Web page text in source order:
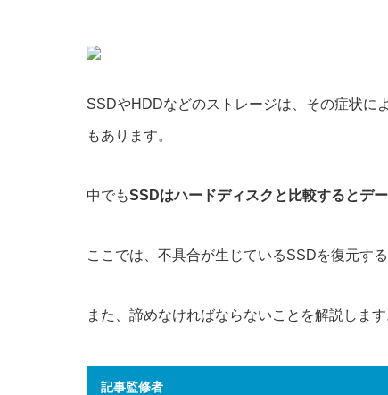
SSDやHDDなどのストレージは、その症状に
もあります。
中でもSSDはハードディスクと比較するとデ
ここでは、不具合が生じているSSDを復元す
また、諦めなければならないことを解説します
記事監修者